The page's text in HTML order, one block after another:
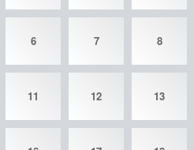
6 7 8
11 12 13